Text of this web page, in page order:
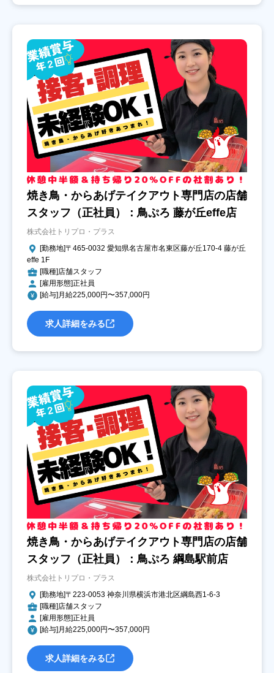
焼き鳥・からあげテイクアウト専門店の店舗
スタッフ（正社員）：鳥ぷろ 藤が丘effe店
株式会社トリプロ・プラス
[勤務地]〒465-0032 愛知県名古屋市名東区藤が丘170‐4 藤が丘
effe 1F
[職種]店舗スタッフ
[雇用形態]正社員
[給与]月給225,000円〜357,000円
求人詳細をみる
焼き鳥・からあげテイクアウト専門店の店舗
スタッフ（正社員）：鳥ぷろ 綱島駅前店
株式会社トリプロ・プラス
[勤務地]〒223-0053 神奈川県横浜市港北区綱島西1‐6‐3
[職種]店舗スタッフ
[雇用形態]正社員
[給与]月給225,000円〜357,000円
求人詳細をみる